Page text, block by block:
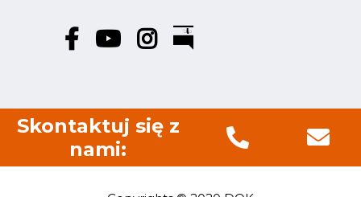
Skontaktuj się z
nami: